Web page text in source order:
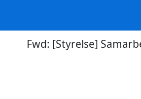
Fwd: [Styrelse]